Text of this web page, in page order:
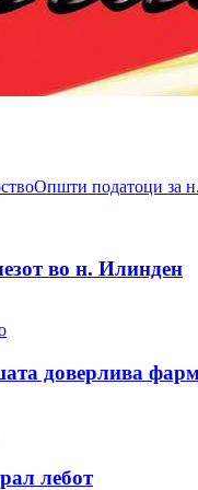
Општи податоци за
во н. Илинден
доверлива
лебот